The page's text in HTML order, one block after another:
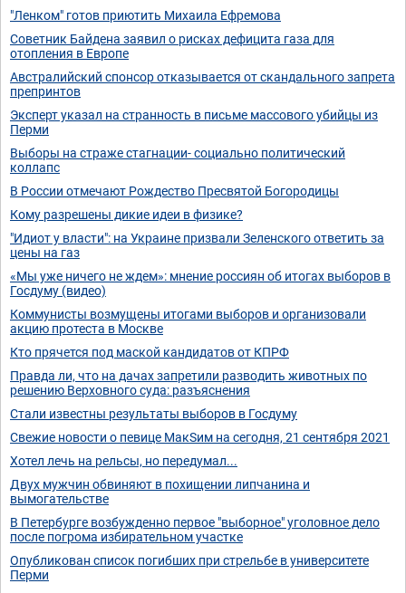
"Ленком" готов приютить Михаила Ефремова
Советник Байдена заявил о рисках дефицита газа для
отопления в Европе
Австралийский спонсор отказывается от скандального запрета
препринтов
Эксперт указал на странность в письме массового убийцы из
Перми
Выборы на страже стагнации- социально политический
коллапс
В России отмечают Рождество Пресвятой Богородицы
Кому разрешены дикие идеи в физике?
"Идиот у власти": на Украине призвали Зеленского ответить за
цены на газ
«Мы уже ничего не ждем»: мнение россиян об итогах выборов в
Госдуму (видео)
Коммунисты возмущены итогами выборов и организовали
акцию протеста в Москве
Кто прячется под маской кандидатов от КПРФ
Правда ли, что на дачах запретили разводить животных по
решению Верховного суда: разъяснения
Стали известны результаты выборов в Госдуму
Свежие новости о певице МакSим на сегодня, 21 сентября 2021
Хотел лечь на рельсы, но передумал...
Двух мужчин обвиняют в похищении липчанина и
вымогательстве
В Петербурге возбужденно первое "выборное" уголовное дело
после погрома избирательном участке
Опубликован список погибших при стрельбе в университете
Перми